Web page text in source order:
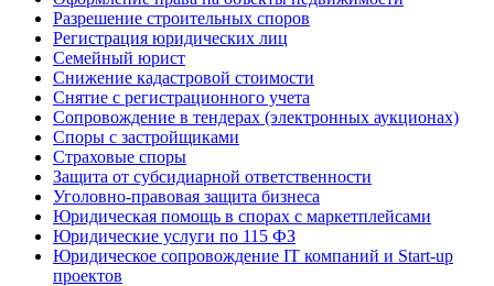
Разрешение строительных споров
Регистрация юридических лиц
Семейный юрист
Снижение кадастровой стоимости
Снятие с регистрационного учета
Сопровождение в тендерах (электронных аукционах)
Споры с застройщиками
Страховые споры
Защита от субсидиарной ответственности
Уголовно-правовая защита бизнеса
Юридическая помощь в спорах с маркетплейсами
Юридические услуги по 115 ФЗ
Юридическое сопровождение IT компаний и Start-up
проектов